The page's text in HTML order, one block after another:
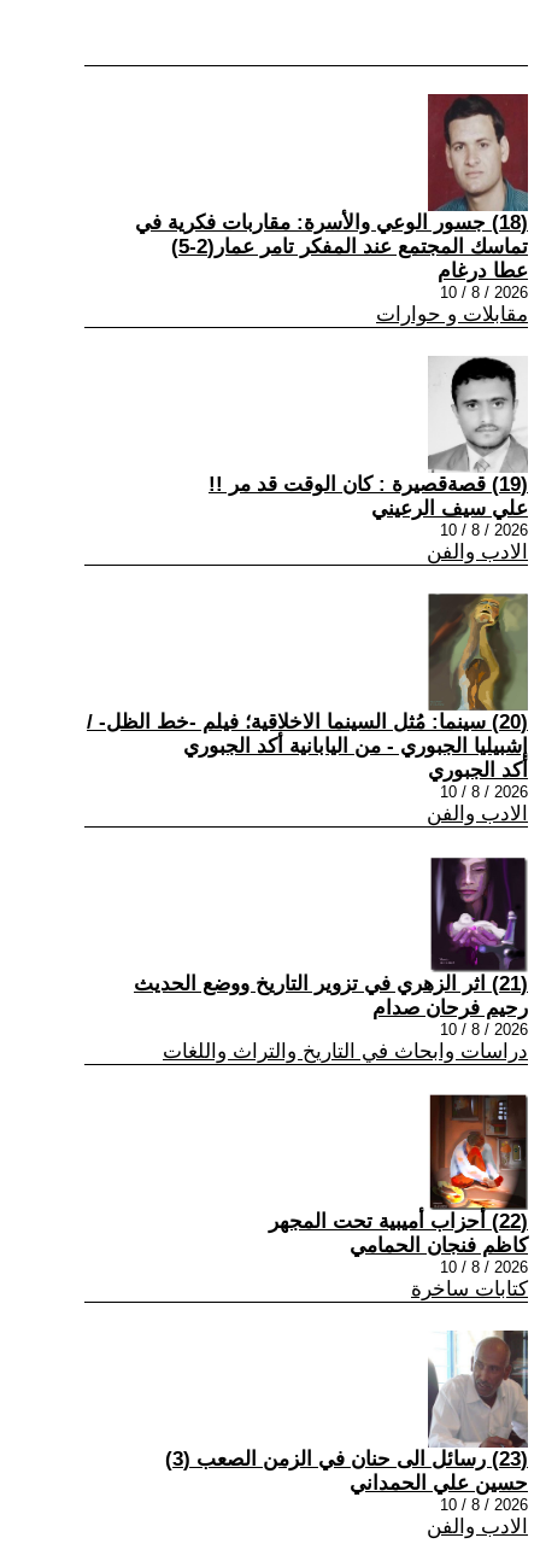
(18) جسور الوعي والأسرة: مقاربات فكرية في
تماسك المجتمع عند المفكر تامر عمار(2-5)
عطا درغام
2026 / 8 / 10
مقابلات و حوارات
(19) قصةقصيرة : كان الوقت قد مر !!
علي سيف الرعيني
2026 / 8 / 10
الادب والفن
(20) سينما: مُثل السينما الاخلاقية؛ فيلم -خط الظل- /
إشبيليا الجبوري - من اليابانية أكد الجبوري
أكد الجبوري
2026 / 8 / 10
الادب والفن
(21) اثر الزهري في تزوير التاريخ ووضع الحديث
رحيم فرحان صدام
2026 / 8 / 10
دراسات وابحاث في التاريخ والتراث واللغات
(22) أحزاب أميبية تحت المجهر
كاظم فنجان الحمامي
2026 / 8 / 10
كتابات ساخرة
(23) رسائل الى حنان في الزمن الصعب (3)
حسين علي الحمداني
2026 / 8 / 10
الادب والفن